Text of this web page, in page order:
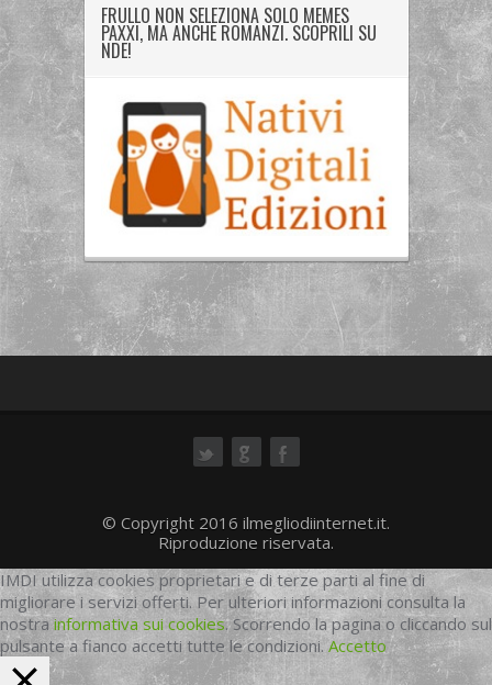
FRULLO NON SELEZIONA SOLO MEMES
PAXXI, MA ANCHE ROMANZI. SCOPRILI SU
NDE!
© Copyright 2016 ilmegliodiinternet.it.
Riproduzione riservata.
IMDI utilizza cookies proprietari e di terze parti al fine di
migliorare i servizi offerti. Per ulteriori informazioni consulta la
nostrainformativa sui cookies. Scorrendo la pagina o cliccando sul
pulsante a fianco accetti tutte le condizioni.Accetto